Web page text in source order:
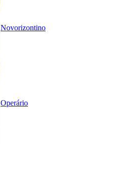
Novorizontino
Operário